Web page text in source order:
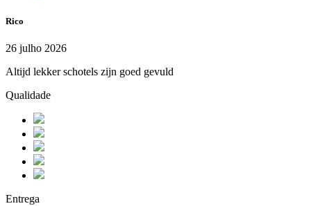
Rico
26 julho 2026
Altijd lekker schotels zijn goed gevuld
Qualidade
Entrega